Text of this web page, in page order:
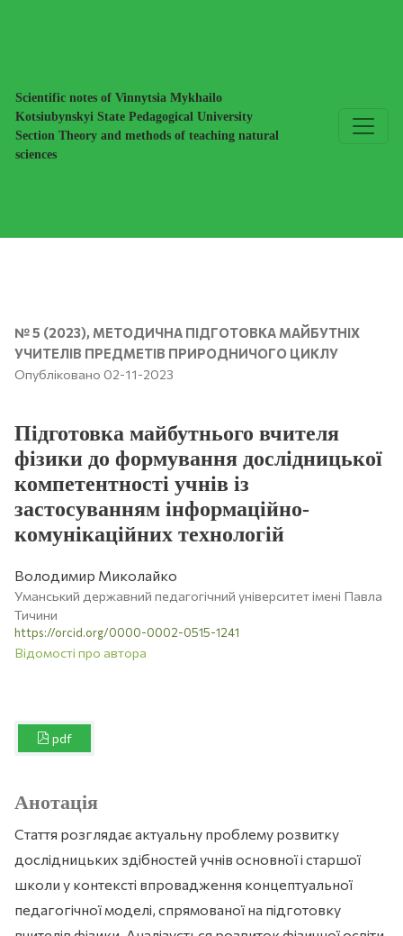
Scientific notes of Vinnytsia Mykhailo
Kotsiubynskyi State Pedagogical University
Section Theory and methods of teaching natural
sciences
№ 5 (2023), МЕТОДИЧНА ПІДГОТОВКА МАЙБУТНІХ
УЧИТЕЛІВ ПРЕДМЕТІВ ПРИРОДНИЧОГО ЦИКЛУ
Підготовка майбутнього вчителя
фізики до формування дослідницької
компетентності учнів із
застосуванням інформаційно-
комунікаційних технологій
Опубліковано 02-11-2023
Володимир Миколайко
Уманський державний педагогічний університет імені Павла
Тичини
https://orcid.org/0000-0002-0515-1241
Відомості про автора
pdf
Анотація
Стаття розглядає актуальну проблему розвитку
дослідницьких здібностей учнів основної і старшої
школи у контексті впровадження концептуальної
педагогічної моделі, спрямованої на підготовку